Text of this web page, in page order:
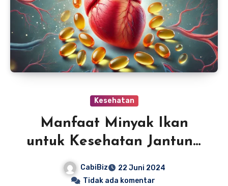
Kesehatan
Manfaat Minyak Ikan
untuk Kesehatan Jantung
CabiBiz
22 Juni 2024
Tidak ada komentar